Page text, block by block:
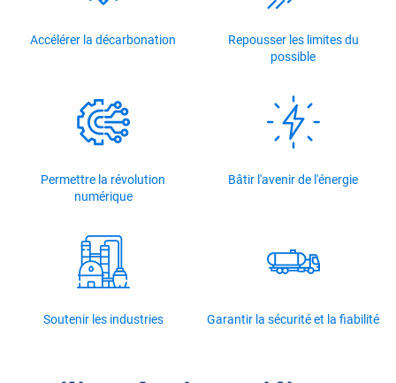
Accélérer la décarbonation
Repousser les limites du
possible
Permettre la révolution
numérique
Bâtir l'avenir de l'énergie
Soutenir les industries Garantir la sécurité et la fiabilité